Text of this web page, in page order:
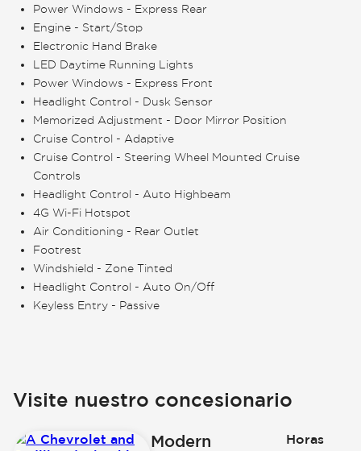
Power Windows - Express Rear
Engine - Start/Stop
Electronic Hand Brake
LED Daytime Running Lights
Power Windows - Express Front
Headlight Control - Dusk Sensor
Memorized Adjustment - Door Mirror Position
Cruise Control - Adaptive
Cruise Control - Steering Wheel Mounted Cruise
Controls
Headlight Control - Auto Highbeam
4G Wi-Fi Hotspot
Air Conditioning - Rear Outlet
Footrest
Windshield - Zone Tinted
Headlight Control - Auto On/Off
Keyless Entry - Passive
Visite nuestro concesionario
Modern
Horas